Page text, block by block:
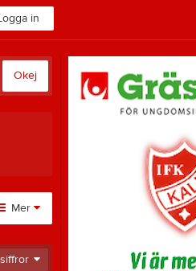
in
Okej
Mer